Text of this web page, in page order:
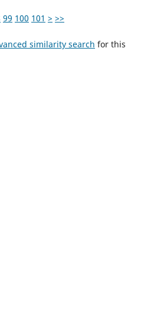
99 100 101 > >>
similarity search for this